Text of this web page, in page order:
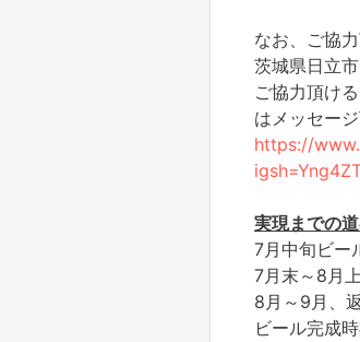
なお、ご協
茨城県日立
ご協力頂け
はメッセー
https://
実現までの
7月中旬ビー
7月末～8月
8月～9月、
ビール完成